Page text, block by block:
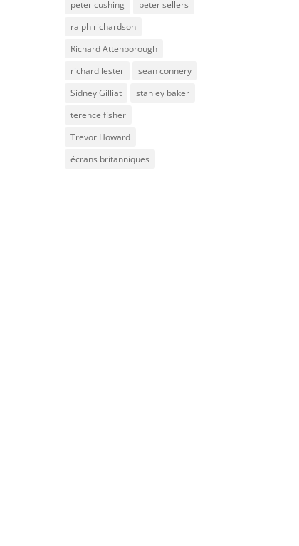
peter cushing
peter sellers
ralph richardson
Richard Attenborough
richard lester
sean connery
Sidney Gilliat
stanley baker
terence fisher
Trevor Howard
écrans britanniques